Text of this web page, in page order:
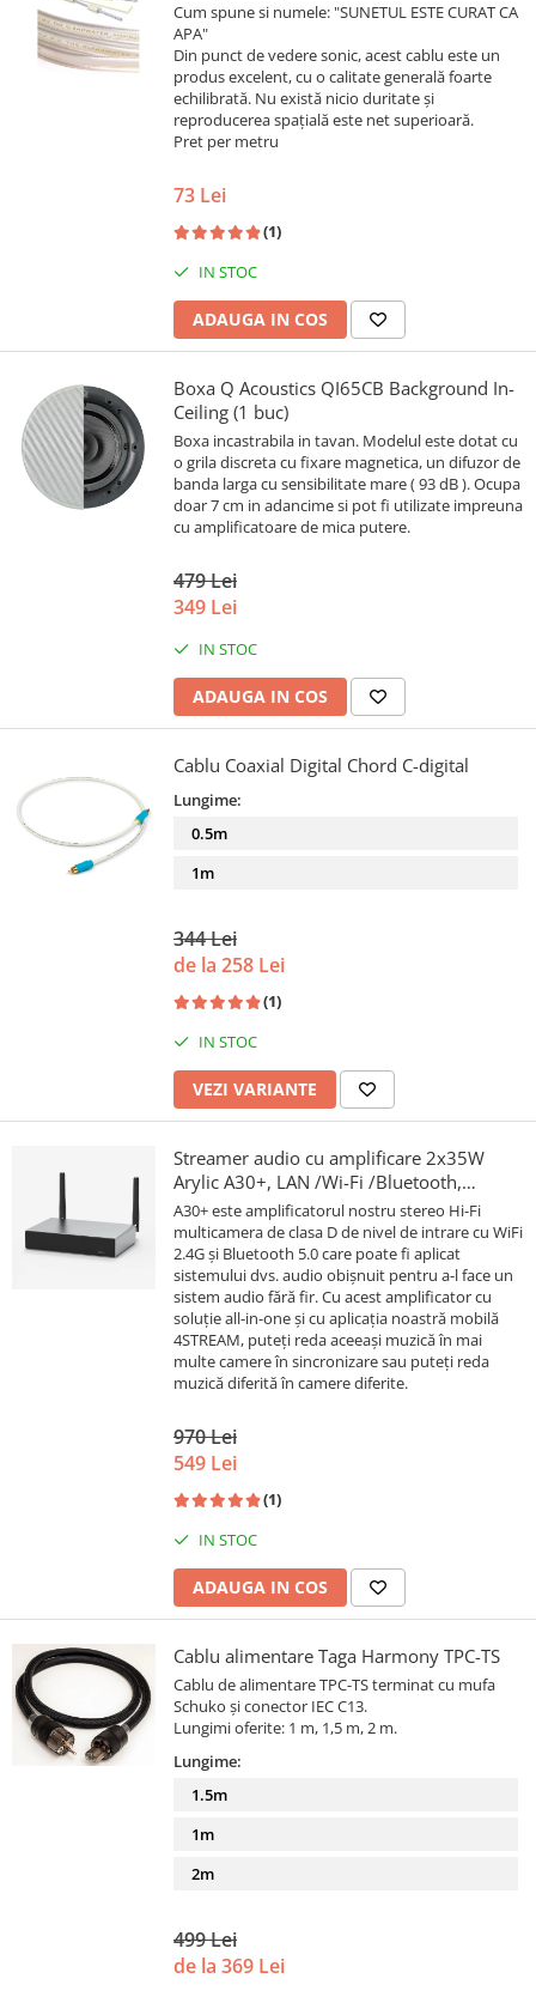
Cum spune si numele: "SUNETUL ESTE CURAT CA
APA"
Din punct de vedere sonic, acest cablu este un
produs excelent, cu o calitate generală foarte
echilibrată. Nu există nicio duritate și
reproducerea spațială este net superioară.
Pret per metru
73 Lei
(1)
IN STOC
ADAUGA IN COS
Boxa Q Acoustics QI65CB Background In-
Ceiling (1 buc)
Boxa incastrabila in tavan. Modelul este dotat cu
o grila discreta cu fixare magnetica, un difuzor de
banda larga cu sensibilitate mare ( 93 dB ). Ocupa
doar 7 cm in adancime si pot fi utilizate impreuna
cu amplificatoare de mica putere.
479 Lei
349 Lei
IN STOC
ADAUGA IN COS
Cablu Coaxial Digital Chord C-digital
Lungime:
0.5m
1m
344 Lei
de la 258 Lei
(1)
IN STOC
VEZI VARIANTE
Streamer audio cu amplificare 2x35W
Arylic A30+, LAN /Wi-Fi /Bluetooth,
24bit/192kHz, Multiroom
A30+ este amplificatorul nostru stereo Hi-Fi
multicamera de clasa D de nivel de intrare cu WiFi
2.4G și Bluetooth 5.0 care poate fi aplicat
sistemului dvs. audio obișnuit pentru a-l face un
sistem audio fără fir. Cu acest amplificator cu
soluție all-in-one și cu aplicația noastră mobilă
4STREAM, puteți reda aceeași muzică în mai
multe camere în sincronizare sau puteți reda
muzică diferită în camere diferite.
970 Lei
549 Lei
(1)
IN STOC
ADAUGA IN COS
Cablu alimentare Taga Harmony TPC-TS
Cablu de alimentare TPC-TS terminat cu mufa
Schuko și conector IEC C13.
Lungimi oferite: 1 m, 1,5 m, 2 m.
Lungime:
1.5m
1m
2m
499 Lei
de la 369 Lei